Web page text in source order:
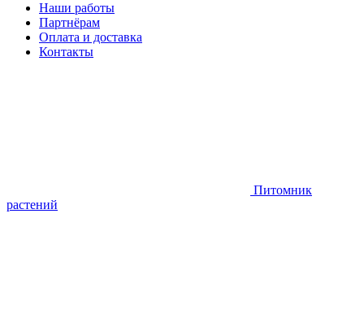
Наши работы
Партнёрам
Оплата и доставка
Контакты
Питомник
растений